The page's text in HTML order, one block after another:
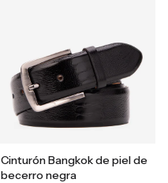
Cinturón Bangkok de piel de
becerro negra